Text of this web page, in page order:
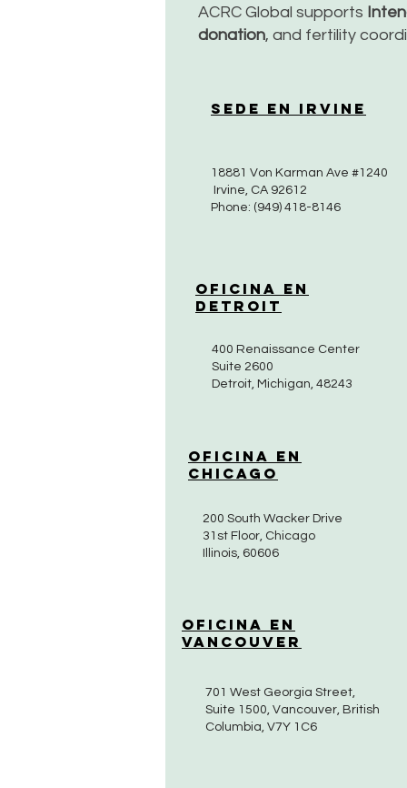
ACRC Global supports
donation, and fertility
Sede en Irvine
18881 Von Karman Ave #1240
Irvine, CA 92612
Phone: (949) 418-8146
Oficina en
Detroit
400 Renaissance Center
Suite 2600
Detroit, Michigan, 48243
Oficina en
Chicago
200 South Wacker Drive
31st Floor, Chicago
Illinois, 60606
Oficina en
Vancouver
701 West Georgia Street,
Suite 1500, Vancouver, British
Columbia, V7Y 1C6